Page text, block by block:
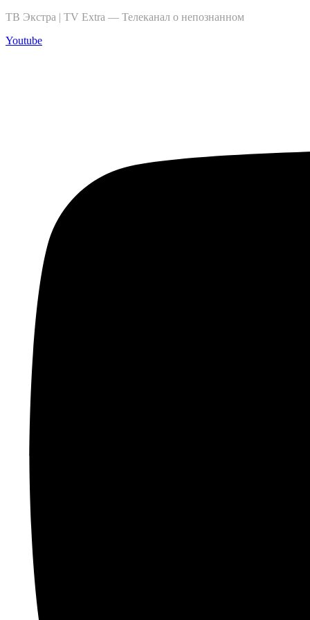
ТВ Экстра | TV Extra — Телеканал о непознанном
Youtube